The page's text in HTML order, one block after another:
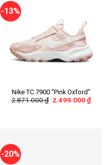
-13%
Nike TC 7900 “Pink Oxford”
2.871.000₫ 2.499.000₫
-20%